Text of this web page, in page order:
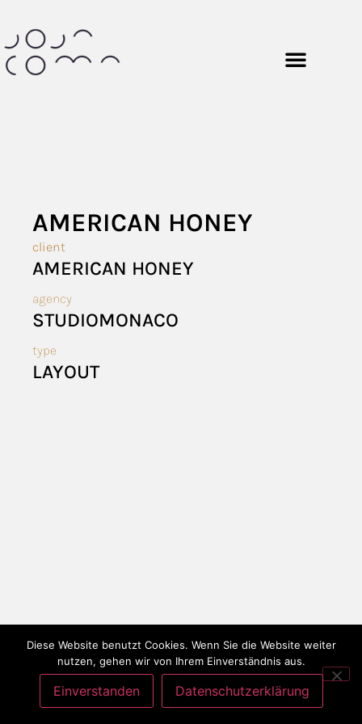
AMERICAN HONEY
client
AMERICAN HONEY
agency
STUDIOMONACO
type
LAYOUT
datenschutzerklärung impressum
Diese Website benutzt Cookies. Wenn Sie die Website weiter
nutzen, gehen wir von Ihrem Einverständnis aus.
Einverstanden Datenschutzerklärung